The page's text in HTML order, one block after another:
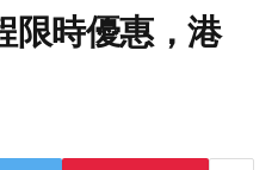
限時優惠，港